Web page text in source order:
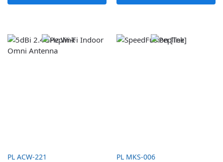
PL ACW-221 PL MKS-006